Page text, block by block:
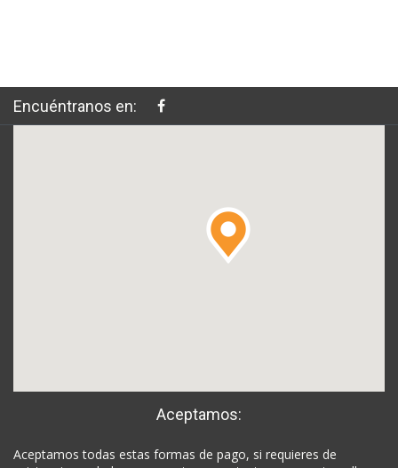
Encuéntranos en:
Aceptamos:
Aceptamos todas estas formas de pago, si requieres de